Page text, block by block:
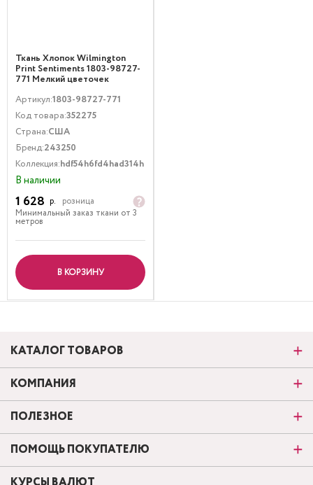
Ткань Хлопок Wilmington
Print Sentiments 1803-98727-
771 Мелкий цветочек
Артикул:1803-98727-771
Код товара:352275
Страна:США
Бренд:243250
Коллекция:hdf54h6fd4had314h
В наличии
1 628 р.
розница
Минимальный заказ ткани от 3
метров
В КОРЗИНУ
КАТАЛОГ ТОВАРОВ
КОМПАНИЯ
ПОЛЕЗНОЕ
ПОМОЩЬ ПОКУПАТЕЛЮ